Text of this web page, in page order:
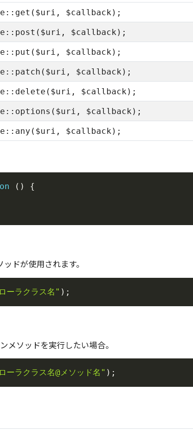
$callback);
$callback);
$callback);
$callback);
$callback);
$callback);
$callback);
( )
{
ッドが使用されます。
ーラクラス名" ) ;
メソッドを実行したい場合。
ーラクラス名@メソッド名" ) ;